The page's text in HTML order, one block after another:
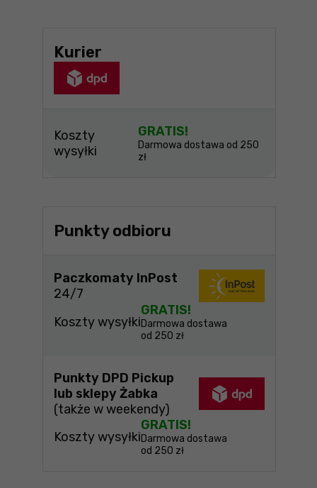
Kurier
Koszty
wysyłki
GRATIS!
Darmowa dostawa od 250
zł
Punkty odbioru
Paczkomaty InPost
24/7
Koszty wysyłki
GRATIS!
Darmowa dostawa
od 250 zł
Punkty DPD Pickup
lub sklepy Żabka
(także w weekendy)
Koszty wysyłki
GRATIS!
Darmowa dostawa
od 250 zł